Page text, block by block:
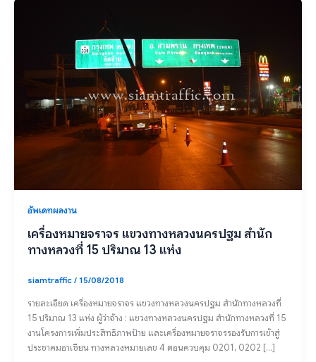
อัพเดทผลงาน
เครื่องหมายจราจร แขวงทางหลวงนครปฐม สำนัก
ทางหลวงที่ 15 ปริมาณ 13 แห่ง
siamtraffic/ 15/08/2018
รายละเอียด เครื่องหมายจราจร แขวงทางหลวงนครปฐม สำนักทางหลวงที่
15 ปริมาณ 13 แห่ง ผู้ว่าจ้าง : แขวงทางหลวงนครปฐม สำนักทางหลวงที่ 15
งานโครงการเพิ่มประสิทธิภาพป้าย และเครื่องหมายจราจรรองรับการเข้าสู่
ประชาคมอาเซียน ทางหลวงหมายเลข 4 ตอนควบคุม 0201, 0202 […]